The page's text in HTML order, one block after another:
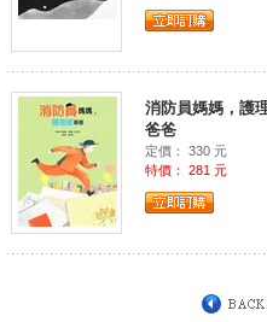
消防員媽媽，護
爸爸
定價： 330 元
特價： 281 元